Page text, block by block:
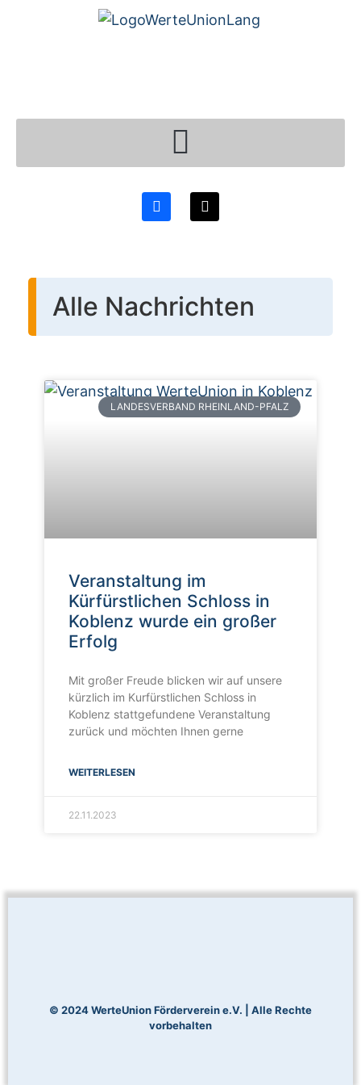
Alle Nachrichten
LANDESVERBAND RHEINLAND-PFALZ
Veranstaltung im
Kürfürstlichen Schloss in
Koblenz wurde ein großer
Erfolg
Mit großer Freude blicken wir auf unsere
kürzlich im Kurfürstlichen Schloss in
Koblenz stattgefundene Veranstaltung
zurück und möchten Ihnen gerne
WEITERLESEN
22.11.2023
© 2024 WerteUnion Förderverein e.V. | Alle Rechte
vorbehalten